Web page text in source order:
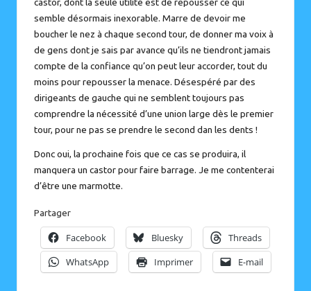
semble désormais inexorable. Marre de devoir me
boucher le nez à chaque second tour, de donner ma voix à
de gens dont je sais par avance qu’ils ne tiendront jamais
compte de la confiance qu’on peut leur accorder, tout du
moins pour repousser la menace. Désespéré par des
dirigeants de gauche qui ne semblent toujours pas
comprendre la nécessité d’une union large dès le premier
tour, pour ne pas se prendre le second dan les dents !
Donc oui, la prochaine fois que ce cas se produira, il
manquera un castor pour faire barrage. Je me contenterai
d’être une marmotte.
Partager
Facebook Bluesky
Threads
WhatsApp
Imprimer E-mail